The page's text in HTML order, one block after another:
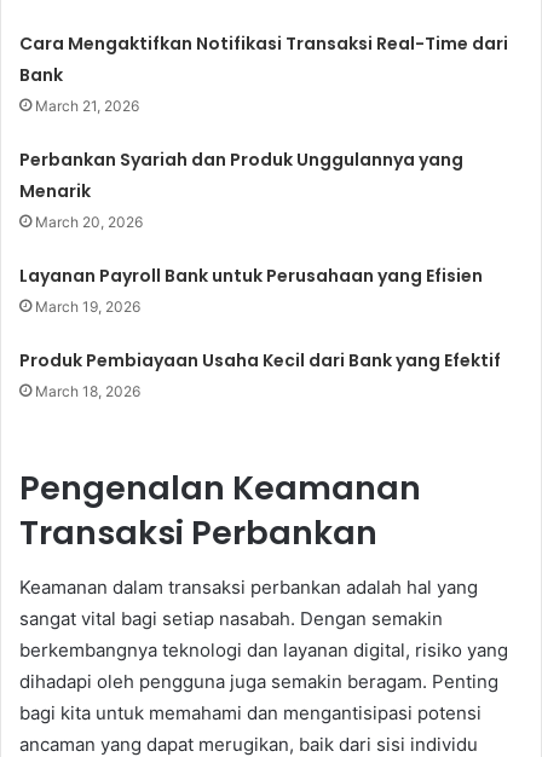
Cara Mengaktifkan Notifikasi Transaksi Real-Time dari
Bank
March 21, 2026
Perbankan Syariah dan Produk Unggulannya yang
Menarik
March 20, 2026
Layanan Payroll Bank untuk Perusahaan yang Efisien
March 19, 2026
Produk Pembiayaan Usaha Kecil dari Bank yang Efektif
March 18, 2026
Pengenalan Keamanan
Transaksi Perbankan
Keamanan dalam transaksi perbankan adalah hal yang
sangat vital bagi setiap nasabah. Dengan semakin
berkembangnya teknologi dan layanan digital, risiko yang
dihadapi oleh pengguna juga semakin beragam. Penting
bagi kita untuk memahami dan mengantisipasi potensi
ancaman yang dapat merugikan, baik dari sisi individu